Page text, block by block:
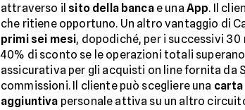
attraverso il sito della bancae una App. Il
che ritiene opportuno. Un altro vantaggio di
primi sei mesi, dopodiché, per i successivi
40% di sconto se le operazioni totali
assicurativa per gli acquisti on line fornita da
commissioni. Il cliente può scegliere una
aggiuntiva personale attiva su un altro